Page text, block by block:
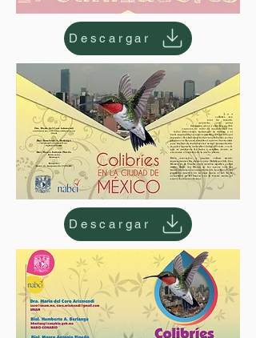
Descargar
Descargar